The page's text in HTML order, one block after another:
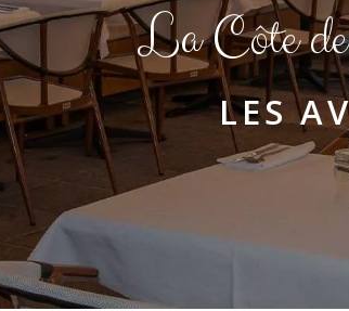
La Côte
LES